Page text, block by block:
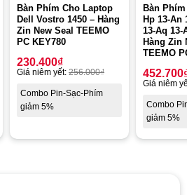
Bàn Phím Cho Laptop
Dell Vostro 1450 – Hàng
Zin New Seal TEEMO
PC KEY780
230.400₫
Giá niêm yết: 256.000₫
Combo Pin-Sạc-Phím
giảm 5%
Bàn
Hp 13-An
13-Aq 13-
Hàng Zin
TEEMO
452.700
Giá niêm
Combo
giảm 5%